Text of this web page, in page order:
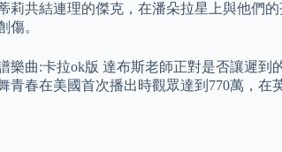
莉共結連理的傑克，在潘朵拉星上與他
傷。
曲:卡拉ok版 達布斯老師正對是否讓遲
春在美國首次播出時觀眾達到770萬，